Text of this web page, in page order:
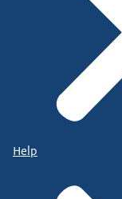
Help